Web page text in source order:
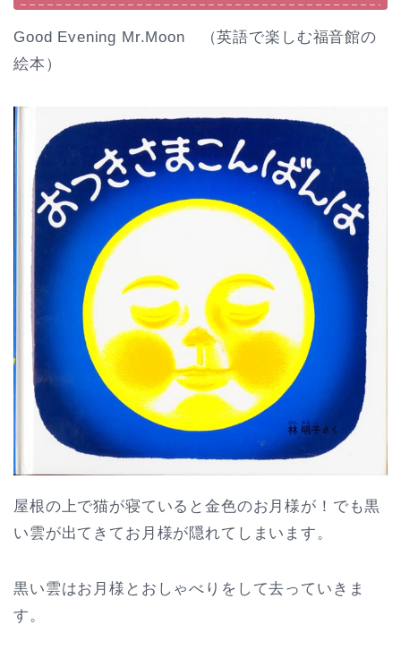
Good Evening Mr.Moon （英語で楽しむ福音館の
絵本）
屋根の上で猫が寝ていると金色のお月様が！でも黒
い雲が出てきてお月様が隠れてしまいます。
黒い雲はお月様とおしゃべりをして去っていきま
す。